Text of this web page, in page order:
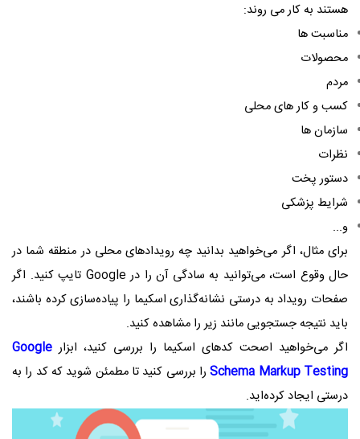
هستند به کار می روند:
مناسبت ها
محصولات
مردم
کسب و کار های محلی
سازمان ها
نظرات
دستور پخت
شرایط پزشکی
و...
برای مثال، اگر می‌خواهید بدانید چه رویدادهای محلی در منطقه شما در
حال وقوع است، می‌توانید به سادگی آن را در Google تایپ کنید. اگر
صفحات رویداد به درستی نشانه‌گذاری اسکیما را پیاده‌سازی کرده‌ باشند،
باید نتیجه جستجویی مانند زیر را مشاهده کنید.
اگر می‌خواهید اصحت کدهای اسکیما را بررسی کنید، ابزار Google
Schema Markup Testingرا بررسی کنید تا مطمئن شوید که کد را به
درستی ایجاد کرده‌اید.